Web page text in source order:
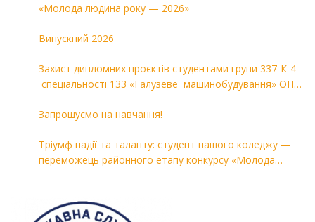
«Молода людина року — 2026»
Випускний 2026
Захист дипломних проєктів студентами групи 337-К-4
спеціальності 133 «Галузеве машинобудування» ОПП
Запрошуємо на навчання!
Тріумф надії та таланту: студент нашого коледжу —
переможець районного етапу конкурсу «Молода